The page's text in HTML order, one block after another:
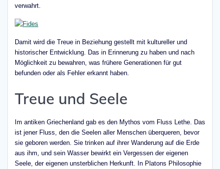
verwahrt.
Damit wird die Treue in Beziehung gestellt mit kultureller und
historischer Entwicklung. Das in Erinnerung zu haben und nach
Möglichkeit zu bewahren, was frühere Generationen für gut
befunden oder als Fehler erkannt haben.
Treue und Seele
Im antiken Griechenland gab es den Mythos vom Fluss Lethe. Das
ist jener Fluss, den die Seelen aller Menschen überqueren, bevor
sie geboren werden. Sie trinken auf ihrer Wanderung auf die Erde
aus ihm, und sein Wasser bewirkt ein Vergessen der eigenen
Seele, der eigenen unsterblichen Herkunft. In Platons Philosophie